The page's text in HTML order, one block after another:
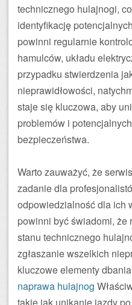
technicznego hulajnogi,
identyfikację
powinni regularnie
hamulców, układu
przypadku stwierdzenia
nieprawidłowości,
staje się kluczowa, aby
problemów i
bezpieczeństwa.
Warto zauważyć, że
zadanie dla
odpowiedzialność dla ich
powinni być świadomi, że
stanu technicznego
zgłaszanie wszelkich
kluczowe elementy
naprawa hulajnog
takie jak unikanie jazdy